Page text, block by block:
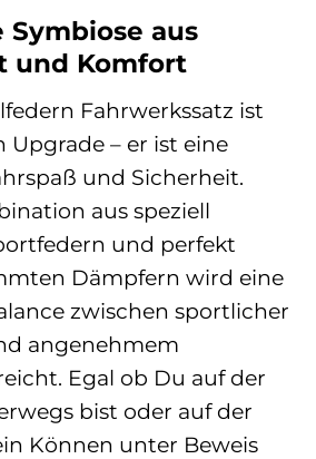
aus
und Komfort
Fahrwerkssatz ist
Upgrade – er ist eine
und Sicherheit.
aus speziell
und perfekt
Dämpfern wird eine
zwischen sportlicher
angenehmem
Egal ob Du auf der
bist oder auf der
Können unter Beweis